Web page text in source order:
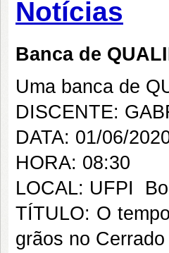
Notícias
Banca de
Uma banca de
DISCENTE:
DATA: 01/06/
HORA: 08:30
LOCAL: UFPI 
TÍTULO: O
grãos no